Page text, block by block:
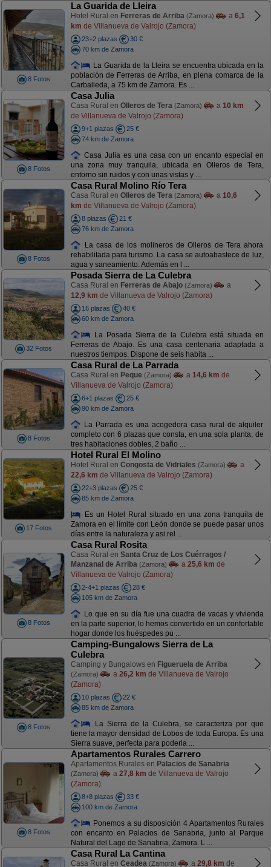
8 Fotos
La Guarida de Lleira
Hotel Rural en Ferreras de Arriba (Zamora) a 6,1
km de Villanueva de Valrojo (Zamora)
23+2 plazas
30 €
70 km de Zamora
La Guarida de la Lleira se encuentra ubicada en la
población de Ferreras de Arriba, en plena comarca de la
Carballeda, a 75 km de Zamora. Es ...
8 Fotos
Casa Julia
Casa Rural en Olleros de Tera (Zamora) a 10 km
de Villanueva de Valrojo (Zamora)
9+1 plazas
25 €
74 km de Zamora
Casa Julia es una casa con un encanto especial en
una zona muy tranquila, ubicada en Olleros de Tera,
entorno sin ruidos y con unas vistas y ...
8 Fotos
Casa Rural Molino Río Tera
Casa Rural en Olleros de Tera (Zamora) a 10,6
km de Villanueva de Valrojo (Zamora)
8 plazas
21 €
76 km de Zamora
La casa de los molineros de Olleros de Tera ahora
rehabilitada para turismo. La casa se autoabastece de luz,
agua y saneamiento. Además en l ...
32 Fotos
Posada Sierra de La Culebra
Casa Rural en Ferreras de Abajo (Zamora)
a
12,9 km de Villanueva de Valrojo (Zamora)
16 plazas
40 €
60 km de Zamora
La Posada Sierra de la Culebra está situada en
Ferreras de Abajo. Es una casa centenaria adaptada a
nuestros tiempos. Dispone de seis habita ...
8 Fotos
Casa Rural de La Parrada
Casa Rural en Peque (Zamora) a 14,6 km de
Villanueva de Valrojo (Zamora)
6+1 plazas
25 €
90 km de Zamora
La Parrada es una acogedora casa rural de alquiler
completo con 6 plazas que consta, en una sola planta, de
tres habitaciones dobles, 2 baño ...
17 Fotos
Hotel Rural El Molino
Hotel Rural en Congosta de Vidriales (Zamora)
a
22,6 km de Villanueva de Valrojo (Zamora)
22+3 plazas
25 €
85 km de Zamora
Es un Hotel Rural situado en una zona tranquila de
Zamora en el límite con León donde se puede pasar unos
días entre la naturaleza y asi rel ...
8 Fotos
Casa Rural Rosita
Casa Rural en Santa Cruz de Los Cuérragos /
Manzanal de Arriba (Zamora) a 25,6 km de
Villanueva de Valrojo (Zamora)
2-4+1 plazas
28 €
105 km de Zamora
Lo que en su día fue una cuadra de vacas y vivienda
en la parte superior, lo hemos convertido en un confortable
hogar donde los huéspedes pu ...
8 Fotos
Camping-Bungalows Sierra de La
Culebra
Camping y Bungalows en Figueruela de Arriba
(Zamora) a 26,2 km de Villanueva de Valrojo
(Zamora)
10 plazas
22 €
85 km de Zamora
La Sierra de la Culebra, se caracteriza por que
tiene la mayor densidad de Lobos de toda Europa. Es una
Sierra suave, perfecta para poderla ...
8 Fotos
Apartamentos Rurales Carrero
Apartamentos Rurales en Palacios de Sanabria
(Zamora) a 27,8 km de Villanueva de Valrojo
(Zamora)
8+8 plazas
33 €
100 km de Zamora
Ponemos a su disposición 4 Apartamentos Rurales
con encanto en Palacios de Sanabria, junto al Parque
Natural del Lago de Sanabria, Zamora. L ...
Casa Rural La Cantina
Casa Rural en Ceadea (Zamora) a 29,8 km de